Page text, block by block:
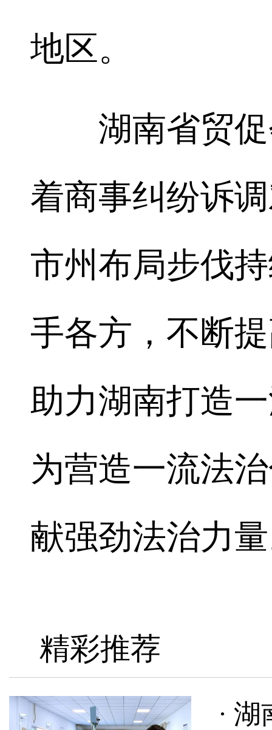
地区。
湖南省贸促
着商事纠纷诉
市州布局步伐
手各方，不断
助力湖南打造
为营造一流法
献强劲法治力
精彩推荐
·